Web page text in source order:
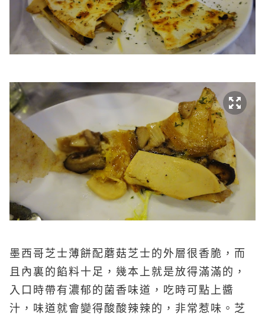
墨西哥芝士薄餅配蘑菇芝士的外層很香脆，而
且內裏的餡料十足，幾本上就是放得滿滿的，
入口時帶有濃郁的菌香味道，吃時可點上醬
汁，味道就會變得酸酸辣辣的，非常惹味。芝